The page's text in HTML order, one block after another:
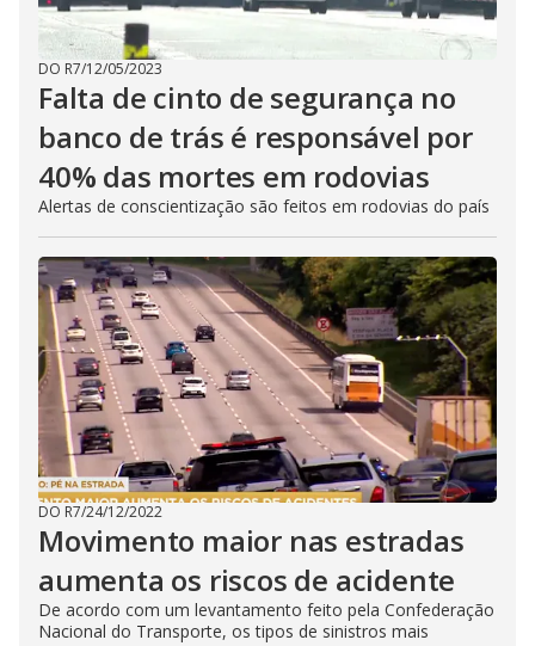
DO R7/12/05/2023
Falta de cinto de segurança no
banco de trás é responsável por
40% das mortes em rodovias
Alertas de conscientização são feitos em rodovias do país
DO R7/24/12/2022
Movimento maior nas estradas
aumenta os riscos de acidente
De acordo com um levantamento feito pela Confederação
Nacional do Transporte, os tipos de sinistros mais